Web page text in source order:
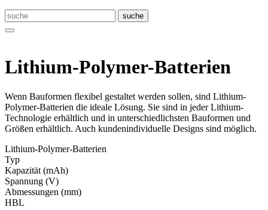
Lithium-Polymer-Batterien
Wenn Bauformen flexibel gestaltet werden sollen, sind Lithium-
Polymer-Batterien die ideale Lösung. Sie sind in jeder Lithium-
Technologie erhältlich und in unterschiedlichsten Bauformen und
Größen erhältlich. Auch kundenindividuelle Designs sind möglich.
Lithium-Polymer-Batterien
Typ
Kapa­zität (mAh)
Span­nung (V)
Ab­mes­sungen (mm)
HBL